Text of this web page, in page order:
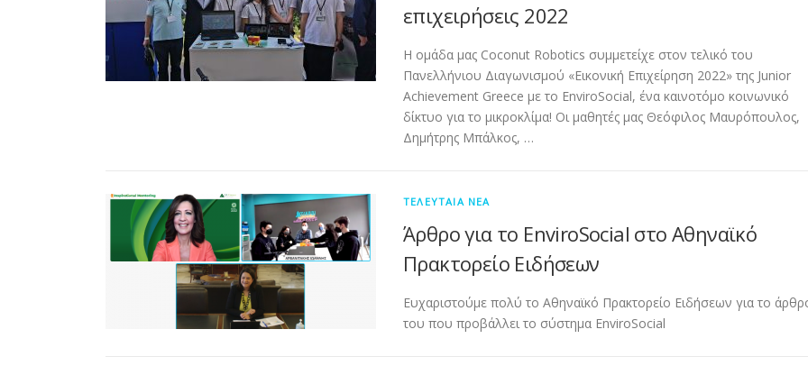
επιχειρήσεις 2022
Η ομάδα μας Coconut Robotics συμμετείχε στον τελικό του
Πανελλήνιου Διαγωνισμού «Εικονική Επιχείρηση 2022» της Junior
Achievement Greece με το EnviroSocial, ένα καινοτόμο κοινωνικό
δίκτυο για το μικροκλίμα! Οι μαθητές μας Θεόφιλος Μαυρόπουλος,
Δημήτρης Μπάλκος, …
ΤΕΛΕΥΤΑΊΑ ΝΈΑ
Άρθρο για το EnviroSocial στο Αθηναϊκό
Πρακτορείο Ειδήσεων
Ευχαριστούμε πολύ το Αθηναϊκό Πρακτορείο Ειδήσεων για το
του που προβάλλει το σύστημα EnviroSocial